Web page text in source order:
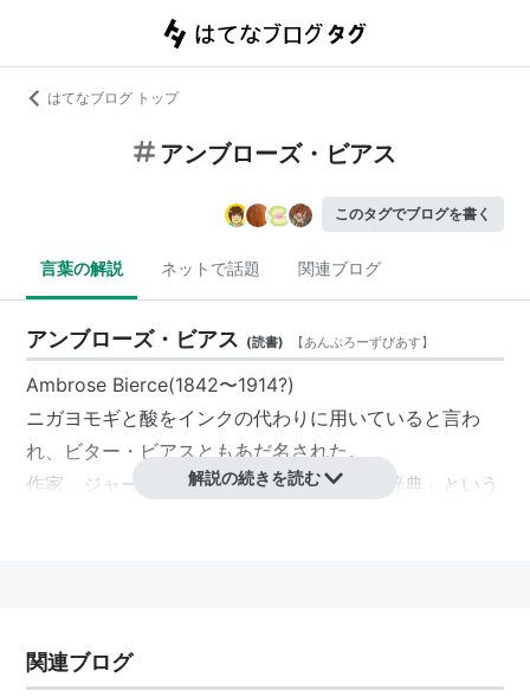
はてなブログ トップ
アンブローズ・ビアス
このタグでブログを書く
言葉の解説 ネットで話題 関連ブログ
アンブローズ・ビアス (読書) 【あんぶろーずびあす】
Ambrose Bierce(1842〜1914?)
ニガヨモギと酸をインクの代わりに用いていると言わ
れ、ビター・ビアスともあだ名された。
作家、ジャーナリスト。代表作は「悪魔の辞典」という
解説の続きを読む
関連ブログ